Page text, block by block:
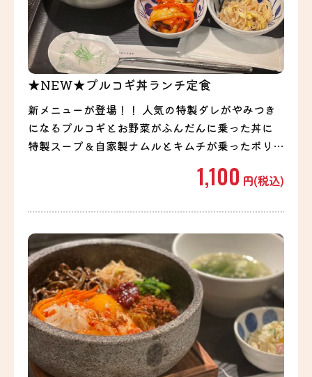
★NEW★プルコギ丼ランチ定食
新メニューが登場！！ 人気の特製ダレがやみつき
になるプルコギとお野菜がふんだんに乗った丼に
特製スープ＆自家製ナムルとキムチが乗ったボリュ
ッピングも可能！※お写真は目玉焼きトッピングの
1,100 円(税込)